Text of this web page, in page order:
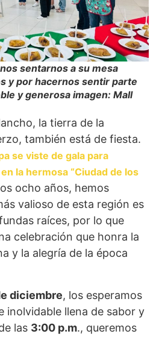
sentarnos a su mesa
y por hacernos sentir parte
y generosa imagen: Mall
la tierra de la
también está de fiesta.
se viste de gala para
la hermosa “Ciudad de los
ocho años, hemos
valioso de esta región es
raíces, por lo que
celebración que honra la
y la alegría de la época
diciembre, los esperamos
inolvidable llena de sabor y
las 3:00 p.m., queremos